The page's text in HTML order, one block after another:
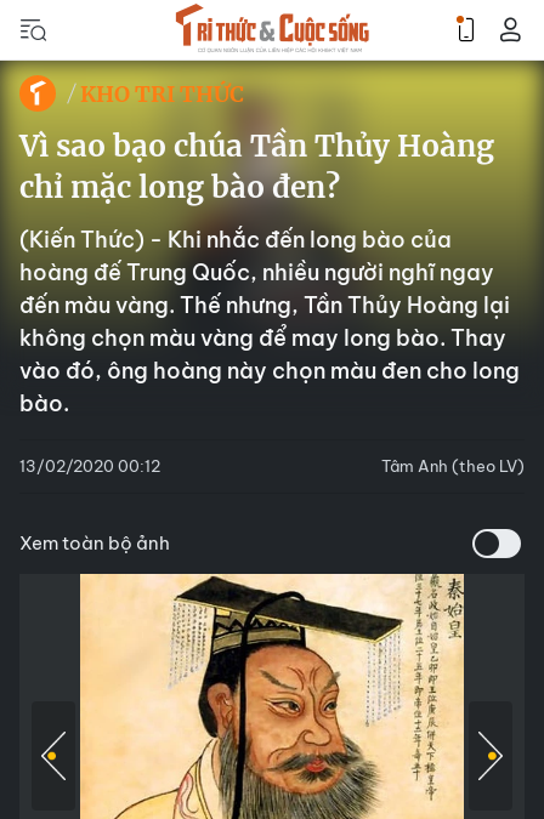
KHO TRI THỨC
Vì sao bạo chúa Tần Thủy Hoàng
chỉ mặc long bào đen?
(Kiến Thức) - Khi nhắc đến long bào của
hoàng đế Trung Quốc, nhiều người nghĩ ngay
đến màu vàng. Thế nhưng, Tần Thủy Hoàng lại
không chọn màu vàng để may long bào. Thay
vào đó, ông hoàng này chọn màu đen cho long
bào.
13/02/2020 00:12 Tâm Anh (theo LV)
Xem toàn bộ ảnh